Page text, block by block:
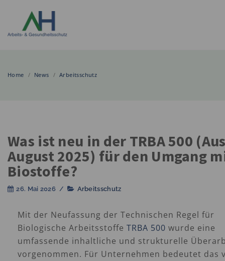
Home / News / Arbeitsschutz
Was ist neu in der TRBA 500
August 2025) für den Umgang
Biostoffe?
26. Mai 2026 / Arbeitsschutz
Mit der Neufassung der Technischen Regel für
Biologische Arbeitsstoffe TRBA 500 wurde eine
umfassende inhaltliche und strukturelle
vorgenommen. Für Unternehmen bedeutet das